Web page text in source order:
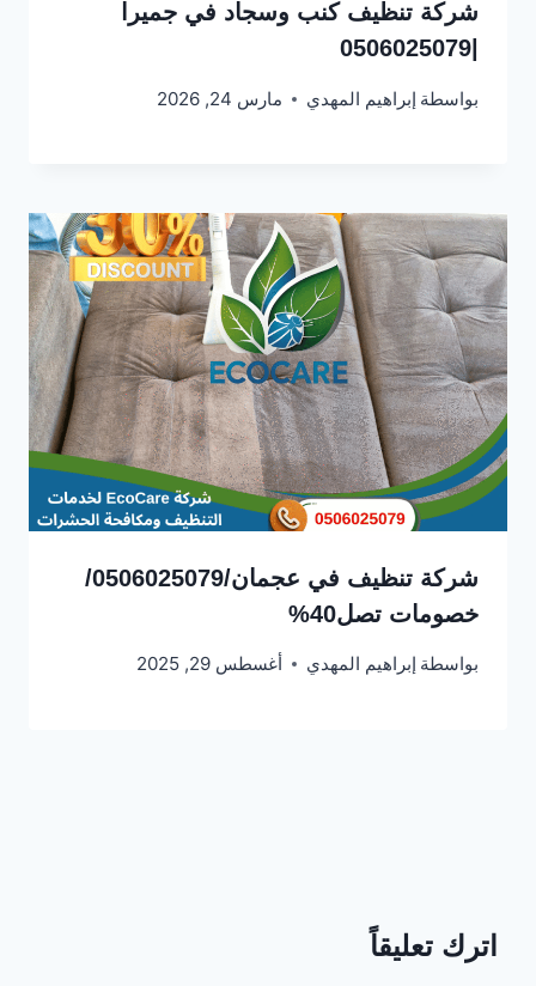
شركة تنظيف كنب وسجاد في جميرا
بواسطة إبراهيم المهدي مارس 24, 2026
شركة تنظيف في عجمان/0506025079/
خصومات تصل40%
بواسطة إبراهيم المهدي أغسطس 29, 2025
اترك تعليقاً